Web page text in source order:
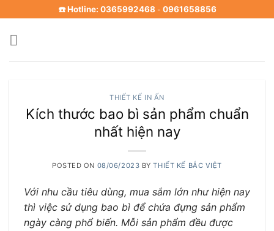
to
content
☎️ Hotline: 0365992468 - 0961658856
THIẾT KẾ IN ẤN
Kích thước bao bì sản phẩm chuẩn
nhất hiện nay
POSTED ON 08/06/2023 BYTHIẾT KẾ BẮC VIỆT
Với nhu cầu tiêu dùng, mua sắm lớn như hiện nay
thì việc sử dụng bao bì để chứa đựng sản phẩm
ngày càng phổ biến. Mỗi sản phẩm đều được